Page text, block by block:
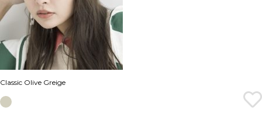
Classic Olive Greige